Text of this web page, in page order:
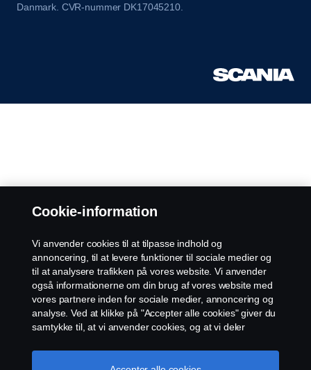
Danmark. CVR-nummer DK17045210.
Cookie-information
Vi anvender cookies til at tilpasse indhold og
annoncering, til at levere funktioner til sociale medier og
til at analysere trafikken på vores website. Vi anvender
også informationerne om din brug af vores website med
vores partnere inden for sociale medier, annoncering og
analyse. Ved at klikke på "Accepter alle cookies" giver du
samtykke til, at vi anvender cookies, og at vi deler
vi bruger cookies, kan du besøge vores afsnit om